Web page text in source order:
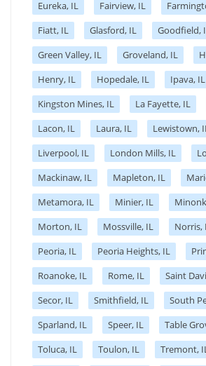
Eureka, IL Fairview, IL
Fiatt, IL
Glasford, IL
Goodfield,
Green Valley, IL
Groveland, IL
Henry, IL
Hopedale, IL
Ipava, IL
Kingston Mines, IL
La Fayette, IL
Lacon, IL
Laura, IL
Lewistown,
Liverpool, IL
London Mills, IL
Mackinaw, IL
Mapleton, IL
Metamora, IL
Minier, IL
Morton, IL
Mossville, IL Norris,
Peoria, IL
Peoria Heights, IL
Roanoke, IL
Rome, IL
Saint
Secor, IL
Smithfield, IL
South
Sparland, IL
Speer, IL
Table
Toluca, IL
Toulon, IL Tremont,